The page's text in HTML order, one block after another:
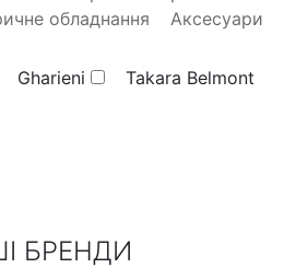
обладнання
Аксесуари
Gharieni Takara Belmont
БРЕНДИ